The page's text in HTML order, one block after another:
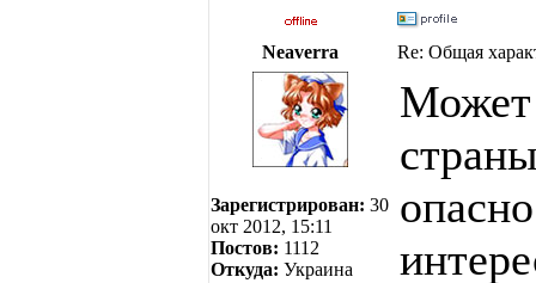
Neaverra Re: Общая
Зарегистрирован: 30
окт 2012, 15:11
Постов: 1112
Откуда: Украина
Может